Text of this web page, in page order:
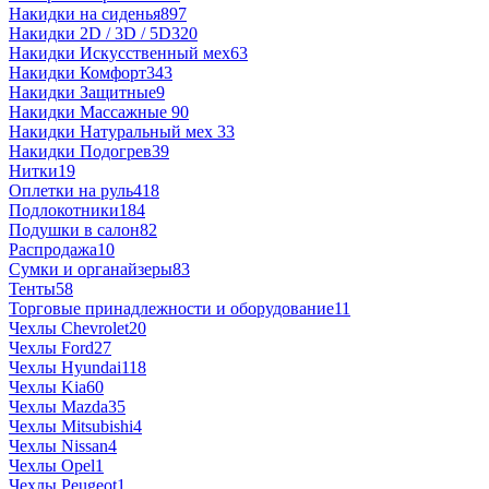
Накидки на сиденья897
Накидки 2D / 3D / 5D320
Накидки Искусственный мех63
Накидки Комфорт343
Накидки Защитные9
Накидки Массажные 90
Накидки Натуральный мех 33
Накидки Подогрев39
Нитки19
Оплетки на руль418
Подлокотники184
Подушки в салон82
Распродажа10
Сумки и органайзеры83
Тенты58
Торговые принадлежности и оборудование11
Чехлы Chevrolet20
Чехлы Ford27
Чехлы Hyundai118
Чехлы Kia60
Чехлы Mazda35
Чехлы Mitsubishi4
Чехлы Nissan4
Чехлы Opel1
Чехлы Peugeot1